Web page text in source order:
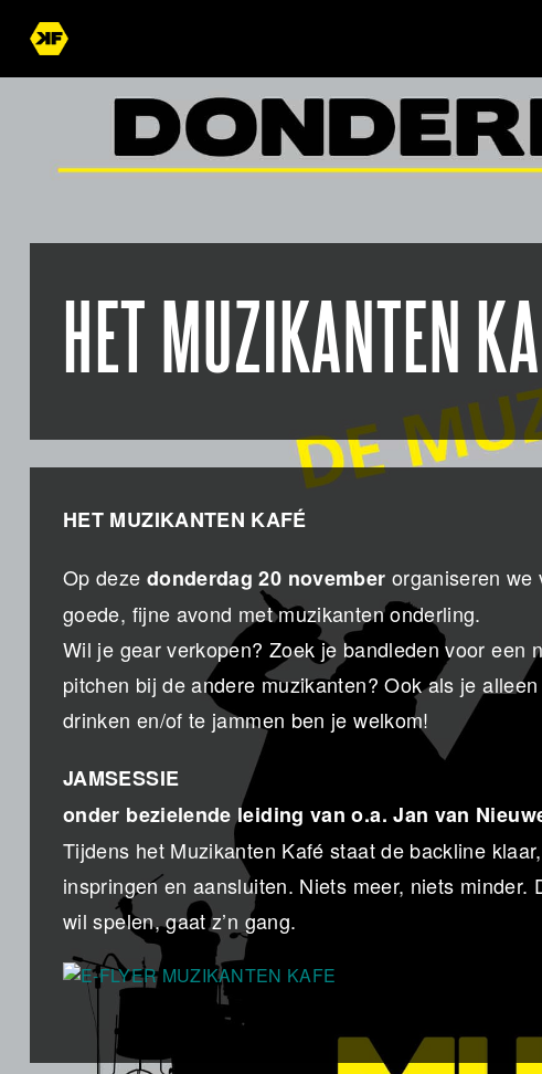
HET MUZIKANTEN
HET MUZIKANTEN KAFÉ
Op deze donderdag 20 november organiseren we
goede, fijne avond met muzikanten onderling.
Wil je gear verkopen? Zoek je bandleden voor
pitchen bij de andere muzikanten? Ook als je
drinken en/of te jammen ben je welkom!
JAMSESSIE
onder bezielende leiding van o.a. Jan van
Tijdens het Muzikanten Kafé staat de backline
inspringen en aansluiten. Niets meer, niets
wil spelen, gaat z’n gang.